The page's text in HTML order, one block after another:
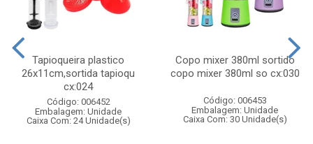
Tapioqueira plastico
26x11cm,sortida tapioqu
cx:024
Código: 006452
Embalagem: Unidade
Caixa Com: 24 Unidade(s)
Copo mixer 380ml sortido
copo mixer 380ml so cx:030
Código: 006453
Embalagem: Unidade
Caixa Com: 30 Unidade(s)